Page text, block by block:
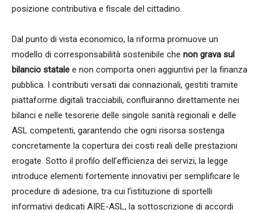
posizione contributiva e fiscale del cittadino.
Dal punto di vista economico, la riforma promuove un
modello di corresponsabilità sostenibile che non grava sul
bilancio statale e non comporta oneri aggiuntivi per la finanza
pubblica. I contributi versati dai connazionali, gestiti tramite
piattaforme digitali tracciabili, confluiranno direttamente nei
bilanci e nelle tesorerie delle singole sanità regionali e delle
ASL competenti, garantendo che ogni risorsa sostenga
concretamente la copertura dei costi reali delle prestazioni
erogate. Sotto il profilo dell’efficienza dei servizi, la legge
introduce elementi fortemente innovativi per semplificare le
procedure di adesione, tra cui l’istituzione di sportelli
informativi dedicati AIRE-ASL, la sottoscrizione di accordi